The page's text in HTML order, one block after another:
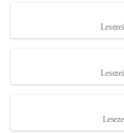
S
und den daraus folgenden
Maßnahmen zur
Rebe und der